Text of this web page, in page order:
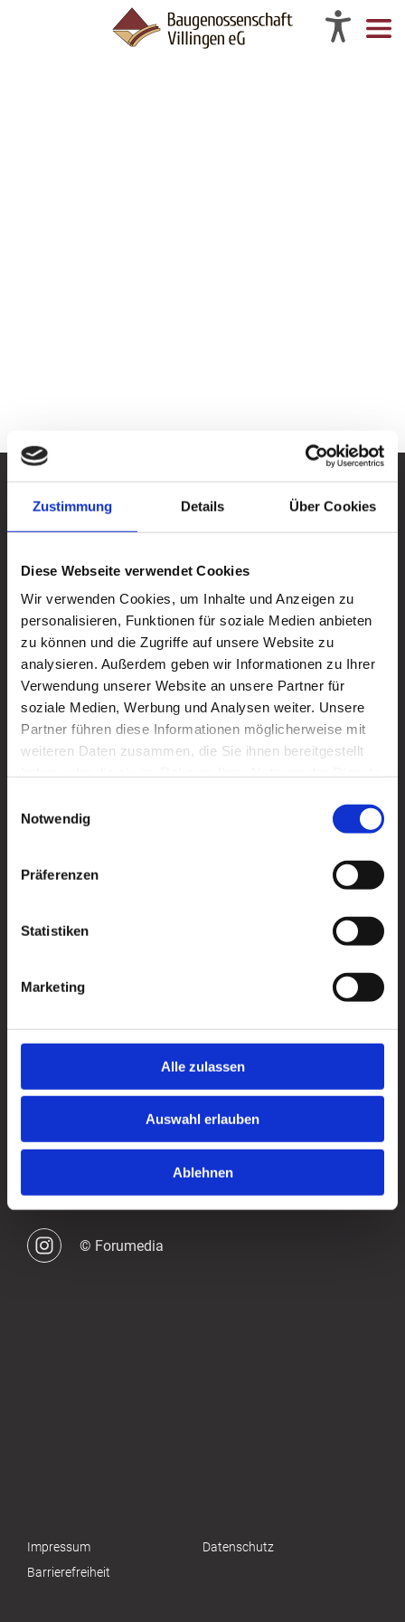
Zustimmung Details Über Cookies
Diese Webseite verwendet Cookies
Wir verwenden Cookies, um Inhalte und Anzeigen zu
personalisieren, Funktionen für soziale Medien anbieten
zu können und die Zugriffe auf unsere Website zu
analysieren. Außerdem geben wir Informationen zu Ihrer
Verwendung unserer Website an unsere Partner für
soziale Medien, Werbung und Analysen weiter. Unsere
Partner führen diese Informationen möglicherweise mit
weiteren Daten zusammen, die Sie ihnen bereitgestellt
Notwendig
Präferenzen
Statistiken
Marketing
Alle zulassen
Auswahl erlauben
Ablehnen
SITEMAP
Zahlen und Fakten
Die Geschichte
Die Organe
Unser Leitbild
Ansprechpartner
Wohngebiete ung Portfolio
Partner und Verbände
Aktuelle Angebote
Vorlagen und Formulare
News
Impressum
Datenschutz
Barrierefreiheit
KONTAKT
Email:info@bg-v.com
Fax.:07721 9806-99
Baugenossenschaft Villingen eG
© Forumedia